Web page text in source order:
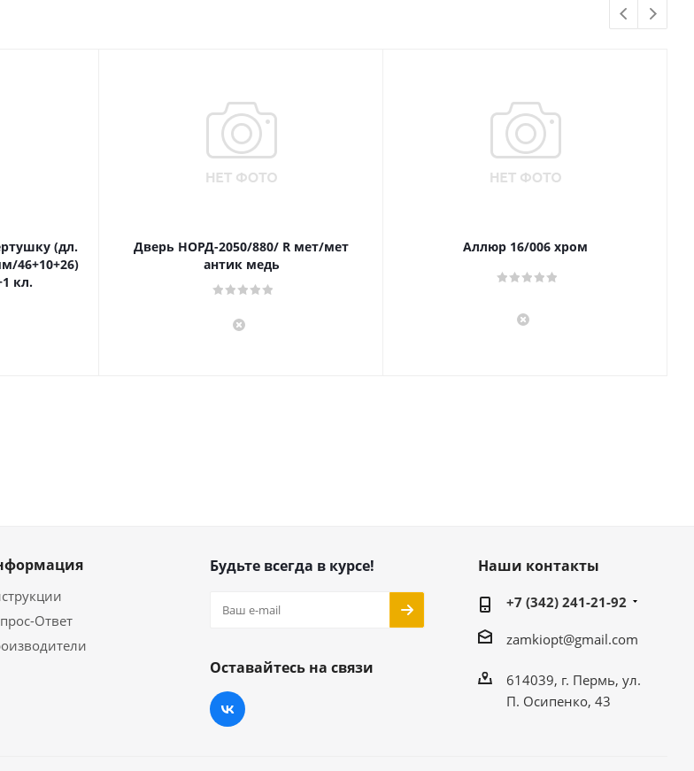
(дл.
46+10+26)
кл.
Дверь НОРД-2050/880/ R мет/мет
антик медь
Аллюр 16/006 хром
Ответ
Будьте всегда в курсе!
Оставайтесь на связи
Наши контакты
+7 (342) 241-21-92
zamkiopt@gmail.com
614039, г. Пермь, ул.
П. Осипенко, 43